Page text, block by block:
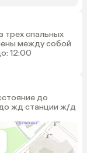
трех спальных
между собой
12:00
жд станции ж/д